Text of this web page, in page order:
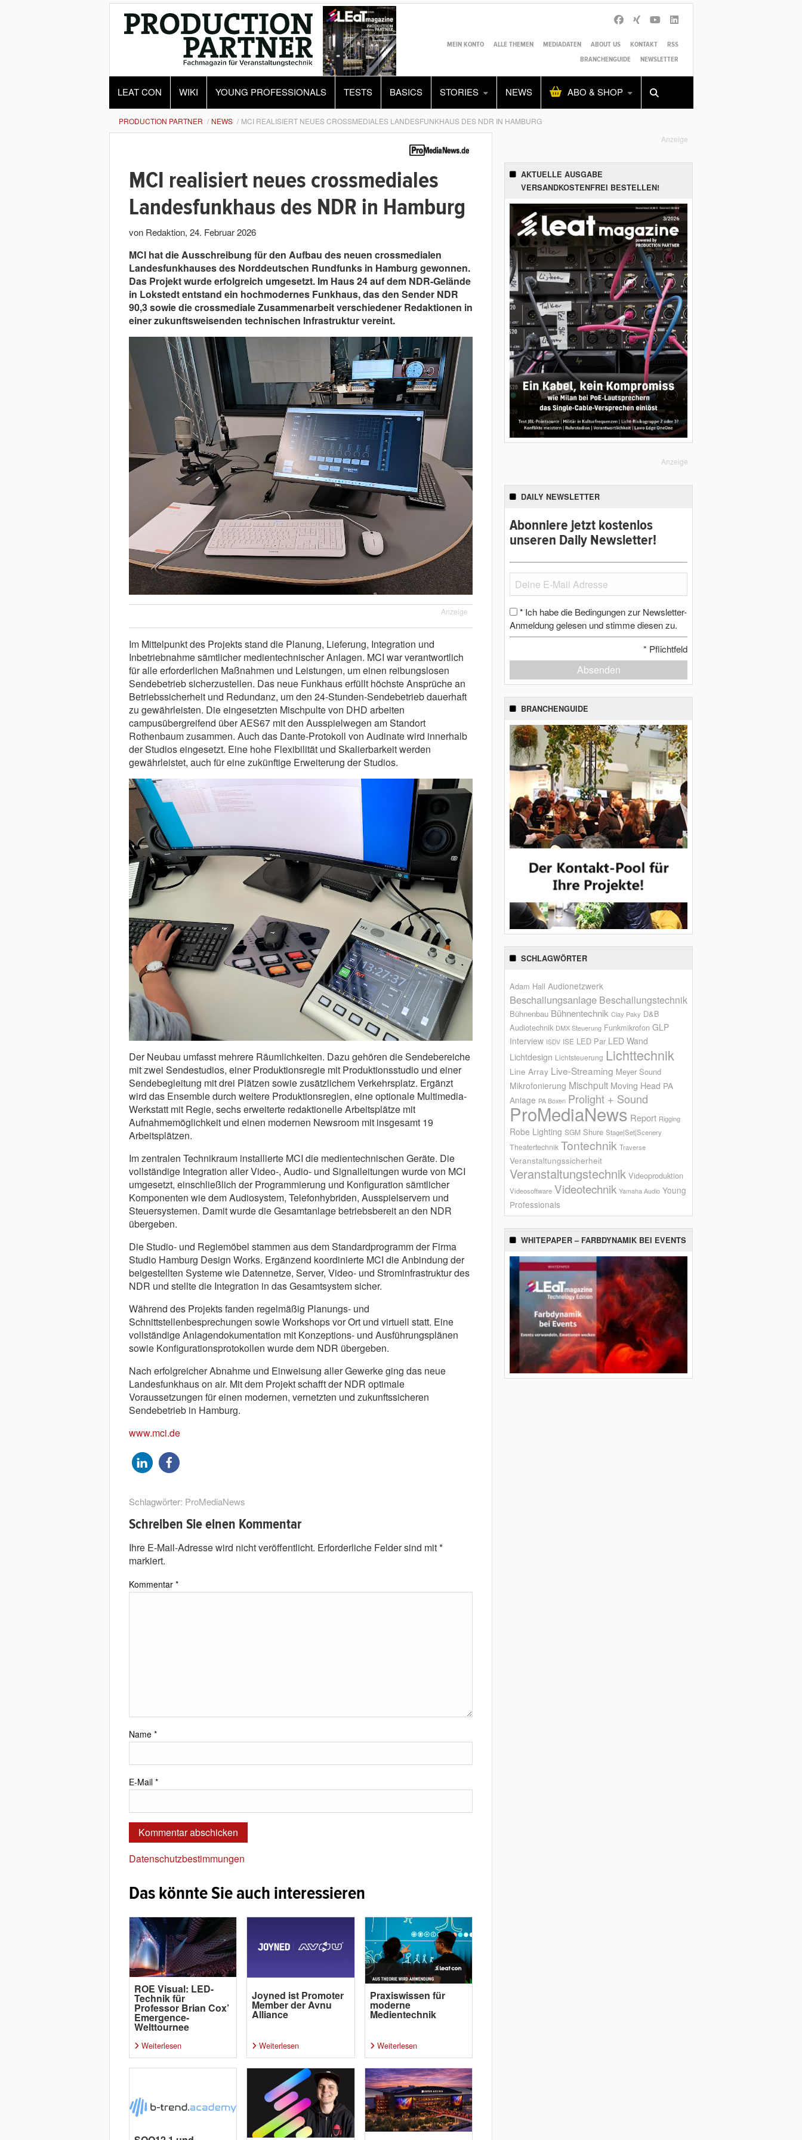
MEIN KONTO ALLE THEMEN MEDIADATEN ABOUT US KONTAKT
RSS
BRANCHENGUIDE
NEWSLETTER
LEAT CON WIKI YOUNG PROFESSIONALS TESTS BASICS STORIES NEWS ABO & SHOP
Alles Shop SUCHEN
PRODUCTION PARTNER NEWS MCI REALISIERT NEUES CROSSMEDIALES LANDESFUNKHAUS DES NDR IN HAMBURG
MCI realisiert neues crossmediales
Landesfunkhaus des NDR in Hamburg
von Redaktion, 24. Februar 2026
MCI hat die Ausschreibung für den Aufbau des neuen crossmedialen
Landesfunkhauses des Norddeutschen Rundfunks in Hamburg gewonnen.
Das Projekt wurde erfolgreich umgesetzt. Im Haus 24 auf dem NDR-Gelände
in Lokstedt entstand ein hochmodernes Funkhaus, das den Sender NDR
90,3 sowie die crossmediale Zusammenarbeit verschiedener Redaktionen in
einer zukunftsweisenden technischen Infrastruktur vereint.
Anzeige
Im Mittelpunkt des Projekts stand die Planung, Lieferung, Integration und
Inbetriebnahme sämtlicher medientechnischer Anlagen. MCI war verantwortlich
für alle erforderlichen Maßnahmen und Leistungen, um einen reibungslosen
Sendebetrieb sicherzustellen. Das neue Funkhaus erfüllt höchste Ansprüche an
Betriebssicherheit und Redundanz, um den 24-Stunden-Sendebetrieb dauerhaft
zu gewährleisten. Die eingesetzten Mischpulte von DHD arbeiten
campusübergreifend über AES67 mit den Ausspielwegen am Standort
Rothenbaum zusammen. Auch das Dante-Protokoll von Audinate wird innerhalb
der Studios eingesetzt. Eine hohe Flexibilität und Skalierbarkeit werden
gewährleistet, auch für eine zukünftige Erweiterung der Studios.
Der Neubau umfasst mehrere Räumlichkeiten. Dazu gehören die Sendebereiche
mit zwei Sendestudios, einer Produktionsregie mit Produktionsstudio und einer
Sendebegleitung mit drei Plätzen sowie zusätzlichem Verkehrsplatz. Ergänzt
wird das Ensemble durch weitere Produktionsregien, eine optionale Multimedia-
Werkstatt mit Regie, sechs erweiterte redaktionelle Arbeitsplätze mit
Aufnahmemöglichkeit und einen modernen Newsroom mit insgesamt 19
Arbeitsplätzen.
Im zentralen Technikraum installierte MCI die medientechnischen Geräte. Die
vollständige Integration aller Video-, Audio- und Signalleitungen wurde von MCI
umgesetzt, einschließlich der Programmierung und Konfiguration sämtlicher
Komponenten wie dem Audiosystem, Telefonhybriden, Ausspielservern und
Steuersystemen. Damit wurde die Gesamtanlage betriebsbereit an den NDR
übergeben.
Die Studio- und Regiemöbel stammen aus dem Standardprogramm der Firma
Studio Hamburg Design Works. Ergänzend koordinierte MCI die Anbindung der
beigestellten Systeme wie Datennetze, Server, Video- und Strominfrastruktur des
NDR und stellte die Integration in das Gesamtsystem sicher.
Während des Projekts fanden regelmäßig Planungs- und
Schnittstellenbesprechungen sowie Workshops vor Ort und virtuell statt. Eine
vollständige Anlagendokumentation mit Konzeptions- und Ausführungsplänen
sowie Konfigurationsprotokollen wurde dem NDR übergeben.
Nach erfolgreicher Abnahme und Einweisung aller Gewerke ging das neue
Landesfunkhaus on air. Mit dem Projekt schafft der NDR optimale
Voraussetzungen für einen modernen, vernetzten und zukunftssicheren
Sendebetrieb in Hamburg.
www.mci.de
Schlagwörter: ProMediaNews
Schreiben Sie einen Kommentar
Ihre E-Mail-Adresse wird nicht veröffentlicht. Erforderliche Felder sind mit*
markiert.
Kommentar *
Name *
E-Mail *
Datenschutzbestimmungen
Das könnte Sie auch interessieren
ROE Visual: LED-
Technik für
Professor Brian Cox’
Emergence-
Welttournee
Weiterlesen
Joyned ist Promoter
Member der Avnu
Alliance
Weiterlesen
Praxiswissen für
moderne
Medientechnik
Weiterlesen
Anzeige
AKTUELLE AUSGABE
VERSANDKOSTENFREI BESTELLEN!
Anzeige
DAILY NEWSLETTER
Abonniere jetzt kostenlos
unseren Daily Newsletter!
* Ich habe die Bedingungen zur Newsletter-
Anmeldung gelesen und stimme diesen zu.
* Pflichtfeld
Absenden
BRANCHENGUIDE
SCHLAGWÖRTER
Adam Hall Audionetzwerk
Beschallungsanlage Beschallungstechnik
Bühnenbau Bühnentechnik Clay Paky D&B
Audiotechnik DMX Steuerung Funkmikrofon GLP
Interview ISDV ISE LED Par LED Wand
Lichtdesign Lichtsteuerung Lichttechnik
Line Array Live-Streaming Meyer Sound
Mikrofonierung Mischpult Moving Head PA
Anlage PA Boxen Prolight + Sound
ProMediaNews Report Rigging
Robe Lighting SGM Shure Stage|Set|Scenery
Theatertechnik Tontechnik Traverse
Veranstaltungssicherheit
Veranstaltungstechnik Videoproduktion
Videosoftware Videotechnik Yamaha Audio Young
Professionals
WHITEPAPER – FARBDYNAMIK BEI EVENTS